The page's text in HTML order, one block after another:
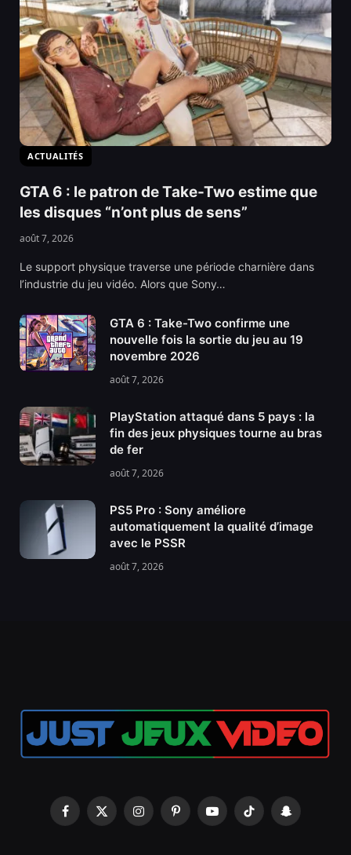
ACTUALITÉS
GTA 6 : le patron de Take-Two estime que
les disques “n’ont plus de sens”
août 7, 2026
Le support physique traverse une période charnière dans
l’industrie du jeu vidéo. Alors que Sony…
GTA 6 : Take-Two confirme une
nouvelle fois la sortie du jeu au 19
novembre 2026
août 7, 2026
PlayStation attaqué dans 5 pays : la
fin des jeux physiques tourne au bras
de fer
août 7, 2026
PS5 Pro : Sony améliore
automatiquement la qualité d’image
avec le PSSR
août 7, 2026
Facebook
X
InstagramPinterestYouTubeTikTok Snapchat